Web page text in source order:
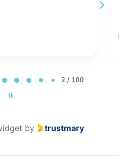
2 / 100
by trustmary